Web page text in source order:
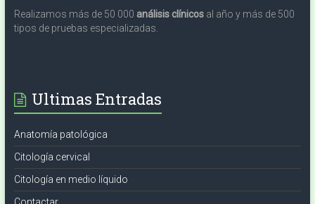
Realizamos más de 50 000 análisis clínicosal año y más de 500
tipos de pruebas especializadas.
Ultimas Entradas
Anatomía patológica
Citología cervical
Citología en medio líquido